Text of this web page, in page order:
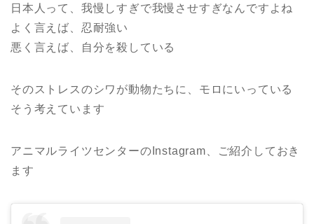
日本人って、我慢しすぎで我慢させすぎなんですよね
よく言えば、忍耐強い
悪く言えば、自分を殺している
そのストレスのシワが動物たちに、モロにいっている
そう考えています
アニマルライツセンターのInstagram、ご紹介しておき
ます